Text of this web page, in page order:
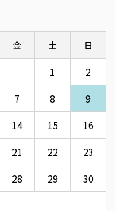
金 土 日
1
2
7 8
9
14 15
16
21 22
23
28 29
30